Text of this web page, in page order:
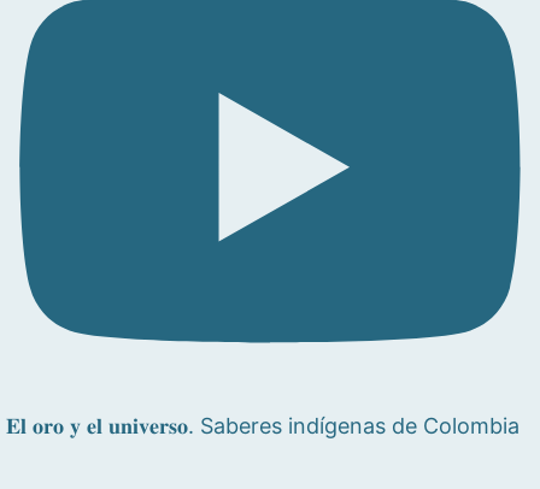
𝐄𝐥 𝐨𝐫𝐨 𝐲 𝐞𝐥 𝐮𝐧𝐢𝐯𝐞𝐫𝐬𝐨. Saberes indígenas de Colombia